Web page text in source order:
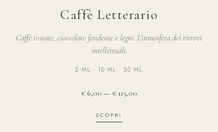
Caffè Letterario
Caffè tostato, cioccolato fondente e legni. L'atmosfera dei ritrovi
intellettuali.
2 ML · 10 ML · 50 ML
€ 6,00 — € 115,00
SCOPRI